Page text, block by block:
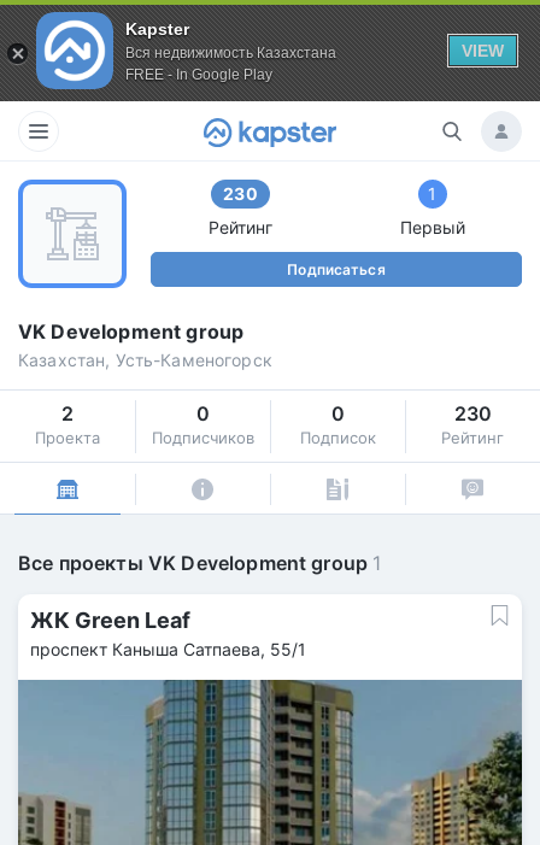
Kapster
Вся недвижимость Казахстана
FREE - In Google Play
VIEW
230
Рейтинг
1
Первый
Подписаться
VK Development group
Казахстан, Усть-Каменогорск
2
Проекта
0
Подписчиков
0
Подписок
230
Рейтинг
Все проекты VK Development group 1
ЖК Green Leaf
проспект Каныша Сатпаева, 55/1